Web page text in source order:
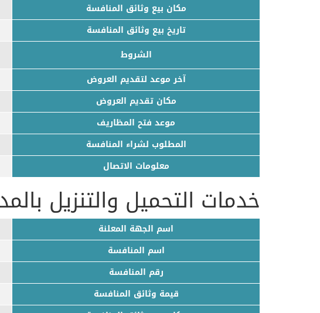
مكان بيع وثائق المنافسة
تاريخ بيع وثائق المنافسة
الشروط
آخر موعد لتقديم العروض
مكان تقديم العروض
موعد فتح المظاريف
المطلوب لشراء المنافسة
معلومات الاتصال
خدمات التحميل والتنزيل
اسم الجهة المعلنة
اسم المنافسة
رقم المنافسة
قيمة وثائق المنافسة